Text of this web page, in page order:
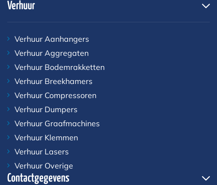
Verhuur
Verhuur Aanhangers
Verhuur Aggregaten
Verhuur Bodemrakketten
Verhuur Breekhamers
Verhuur Compressoren
Verhuur Dumpers
Verhuur Graafmachines
Verhuur Klemmen
Verhuur Lasers
Verhuur Overige
Contactgegevens